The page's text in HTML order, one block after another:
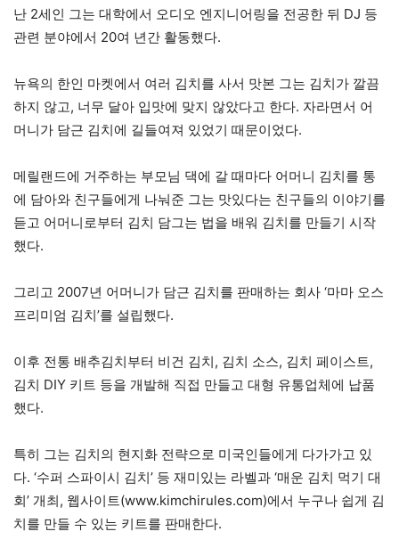
난 2세인 그는 대학에서 오디오 엔지니어링을 전공한 뒤 DJ 등
관련 분야에서 20여 년간 활동했다.
뉴욕의 한인 마켓에서 여러 김치를 사서 맛본 그는 김치가 깔끔
하지 않고, 너무 달아 입맛에 맞지 않았다고 한다. 자라면서 어
머니가 담근 김치에 길들여져 있었기 때문이었다.
메릴랜드에 거주하는 부모님 댁에 갈 때마다 어머니 김치를 통
에 담아와 친구들에게 나눠준 그는 맛있다는 친구들의 이야기를
듣고 어머니로부터 김치 담그는 법을 배워 김치를 만들기 시작
했다.
그리고 2007년 어머니가 담근 김치를 판매하는 회사 ‘마마 오스
프리미엄 김치’를 설립했다.
이후 전통 배추김치부터 비건 김치, 김치 소스, 김치 페이스트,
김치 DIY 키트 등을 개발해 직접 만들고 대형 유통업체에 납품
했다.
특히 그는 김치의 현지화 전략으로 미국인들에게 다가가고 있
다. ‘수퍼 스파이시 김치’ 등 재미있는 라벨과 ‘매운 김치 먹기 대
회’ 개최, 웹사이트(www.kimchirules.com)에서 누구나 쉽게 김
치를 만들 수 있는 키트를 판매한다.